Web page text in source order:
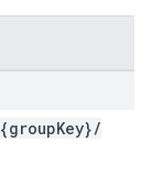
{groupKey}/